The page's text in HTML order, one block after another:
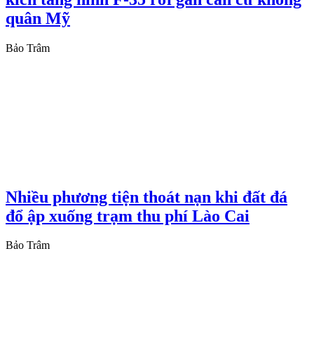
quân Mỹ
Bảo Trâm
Nhiều phương tiện thoát nạn khi đất đá
đổ ập xuống trạm thu phí Lào Cai
Bảo Trâm